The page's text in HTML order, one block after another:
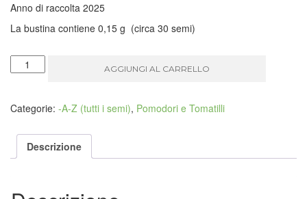
Anno di raccolta 2025
La bustina contiene 0,15 g (circa 30 semi)
Pomodoro
Trifele
nero
quantità
AGGIUNGI AL CARRELLO
Categorie: -A-Z (tutti i semi), Pomodori e Tomatilli
Descrizione